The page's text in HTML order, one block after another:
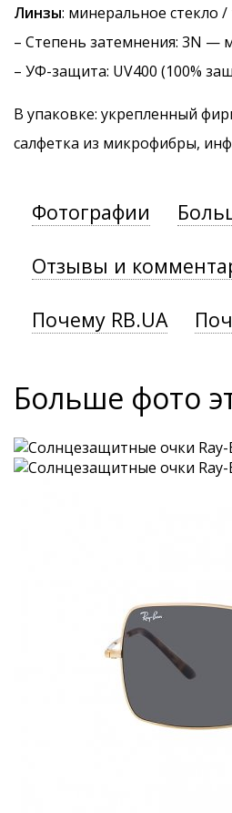
Линзы: минеральное стекло
– Степень затемнения: 3N —
– УФ-защита: UV400 (100%
В упаковке: укрепленный
салфетка из микрофибры,
Фотографии
Отзывы и
Почему RB.UA
Больше фото